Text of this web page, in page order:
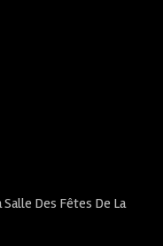
Salle Des Fêtes De La